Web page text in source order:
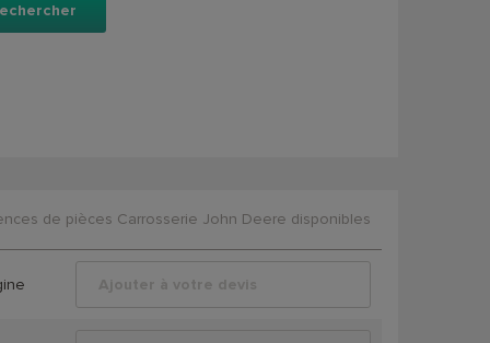
de pièces Carrosserie John Deere disponibles
Ajouter à votre devis